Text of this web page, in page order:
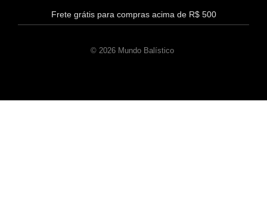
Frete grátis para compras acima de R$ 500
© 2026 Mundo Balístico